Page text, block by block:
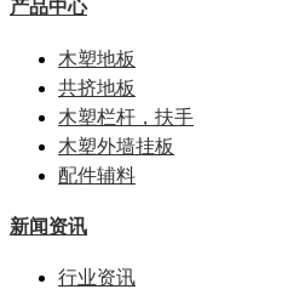
产品中心
木塑地板
共挤地板
木塑栏杆，扶手
木塑外墙挂板
配件辅料
新闻资讯
行业资讯